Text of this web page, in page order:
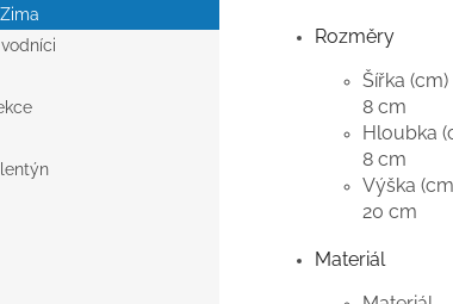
Rozměry
Šířka (cm)
8 cm
Hloubka
8 cm
Výška
20 cm
Materiál